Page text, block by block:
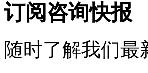
订阅咨询快报
随时了解我们最